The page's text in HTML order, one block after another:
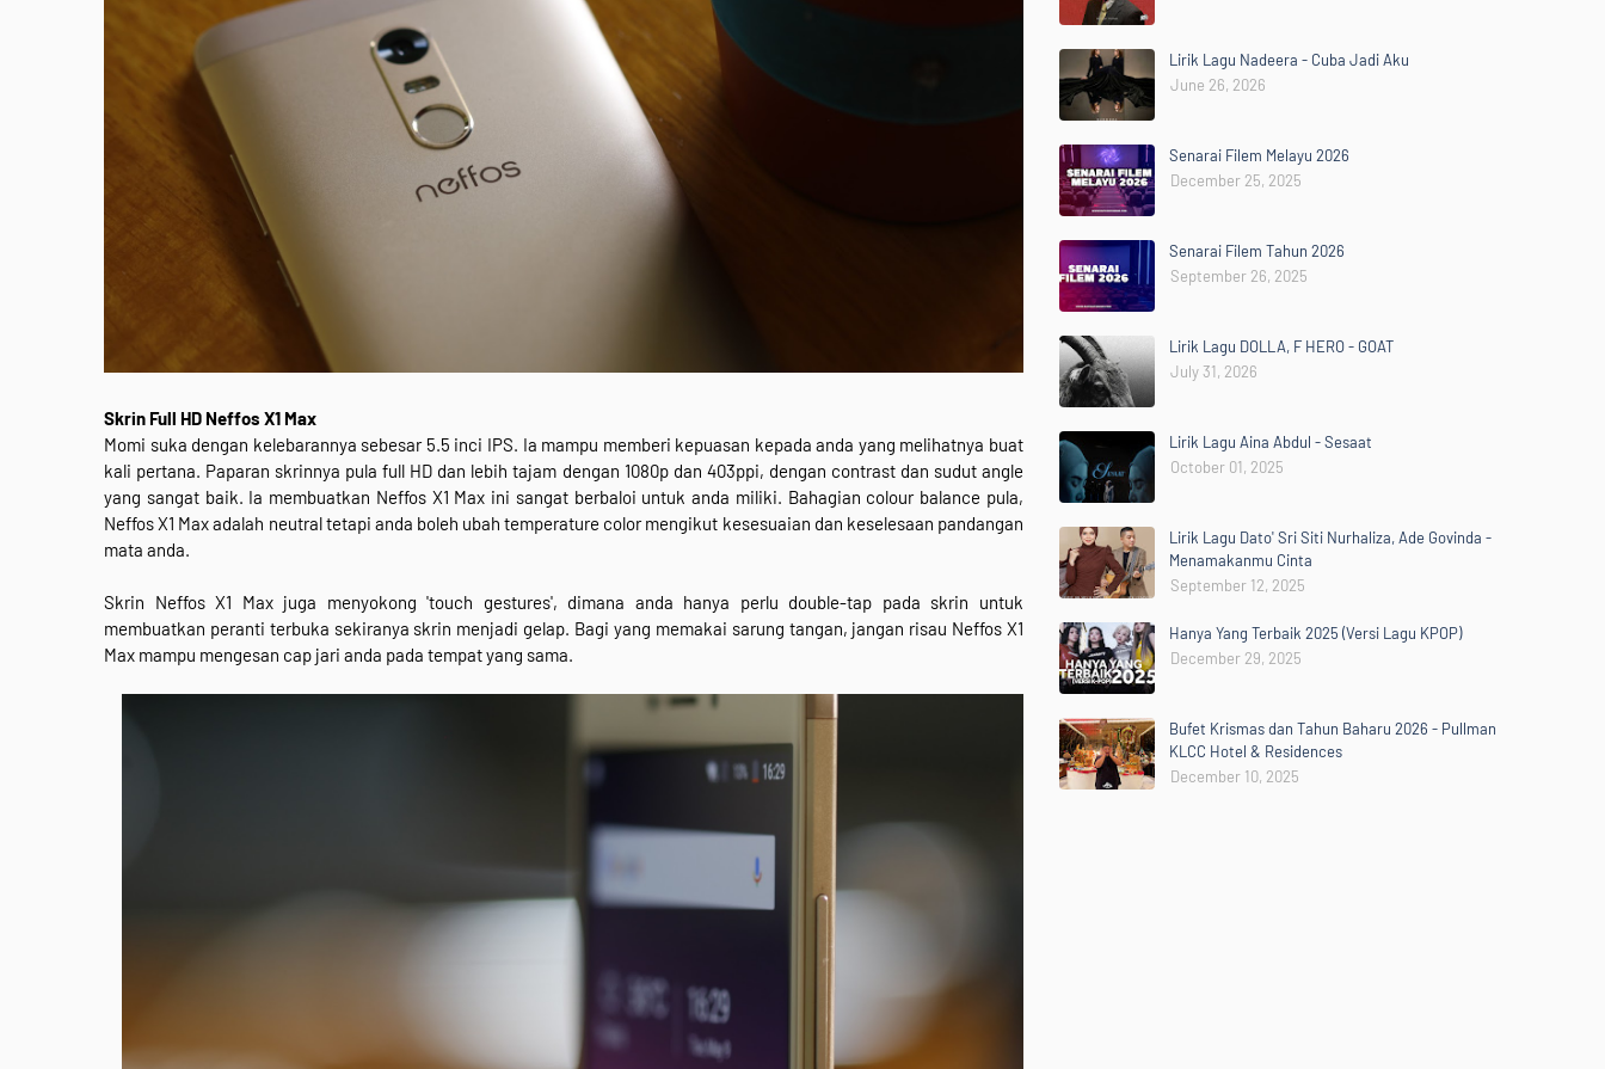
Skrin Full HD Neffos X1 Max
Momi suka dengan kelebarannya sebesar 5.5 inci IPS. Ia mampu memberi kepuasan kepada anda yang melihatnya buat
kali pertana. Paparan skrinnya pula full HD dan lebih tajam dengan 1080p dan 403ppi, dengan contrast dan sudut angle
yang sangat baik. Ia membuatkan Neffos X1 Max ini sangat berbaloi untuk anda miliki. Bahagian colour balance pula,
Neffos X1 Max adalah neutral tetapi anda boleh ubah temperature color mengikut kesesuaian dan keselesaan pandangan
mata anda.
Skrin Neffos X1 Max juga menyokong 'touch gestures', dimana anda hanya perlu double-tap pada skrin untuk
membuatkan peranti terbuka sekiranya skrin menjadi gelap. Bagi yang memakai sarung tangan, jangan risau Neffos X1
Max mampu mengesan cap jari anda pada tempat yang sama.
Lirik Lagu Nadeera - Cuba Jadi Aku
June 26, 2026
Senarai Filem Melayu 2026
December 25, 2025
Senarai Filem Tahun 2026
September 26, 2025
Lirik Lagu DOLLA, F HERO - GOAT
July 31, 2026
Lirik Lagu Aina Abdul - Sesaat
October 01, 2025
Lirik Lagu Dato' Sri Siti Nurhaliza, Ade Govinda -
Menamakanmu Cinta
September 12, 2025
Hanya Yang Terbaik 2025 (Versi Lagu KPOP)
December 29, 2025
Bufet Krismas dan Tahun Baharu 2026 - Pullman
KLCC Hotel & Residences
December 10, 2025